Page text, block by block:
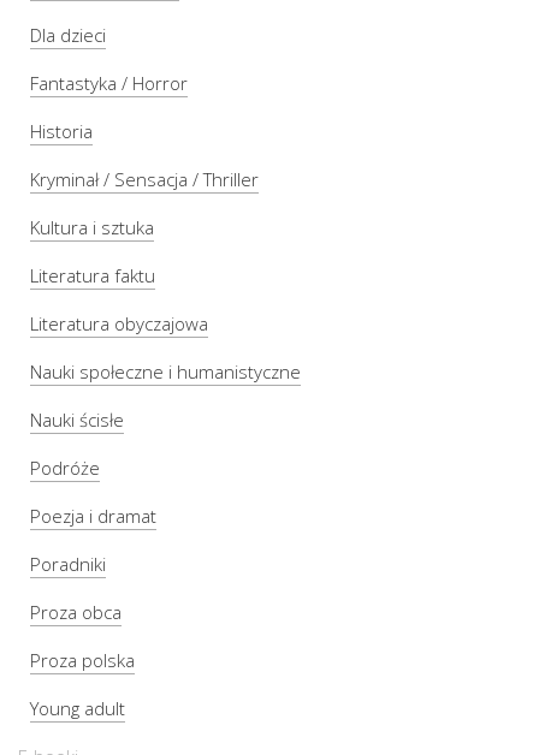
Dla dzieci
Fantastyka / Horror
Historia
Kryminał / Sensacja / Thriller
Kultura i sztuka
Literatura faktu
Literatura obyczajowa
Nauki społeczne i humanistyczne
Nauki ścisłe
Podróże
Poezja i dramat
Poradniki
Proza obca
Proza polska
Young adult